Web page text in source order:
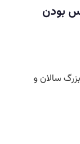
بودن
سالان و